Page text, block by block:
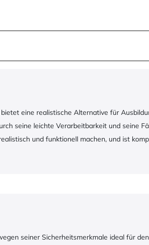
eine realistische Alternative für
seine leichte Verarbeitbarkeit und seine
und funktionell machen, und ist
seiner Sicherheitsmerkmale ideal für